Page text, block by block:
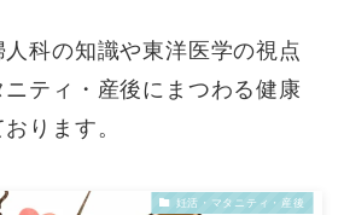
科の知識や東洋医学の視点
ティ・産後にまつわる健康
ります。
妊活・マタニティ・産後